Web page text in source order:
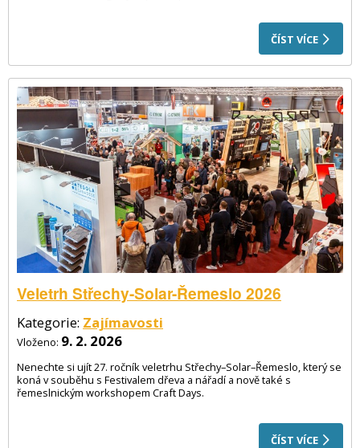
ČÍST VÍCE
Veletrh Střechy-Solar-Řemeslo 2026
Kategorie: Zajímavosti
Vloženo: 9. 2. 2026
Nenechte si ujít 27. ročník veletrhu Střechy–Solar–Řemeslo, který se
koná v souběhu s Festivalem dřeva a nářadí a nově také s
řemeslnickým workshopem Craft Days.
ČÍST VÍCE